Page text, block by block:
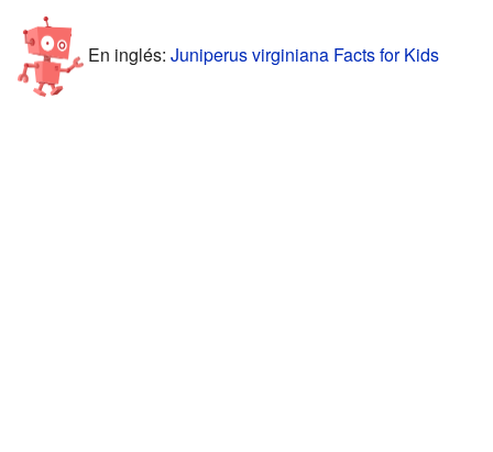
En inglés: Juniperus virginiana Facts for Kids